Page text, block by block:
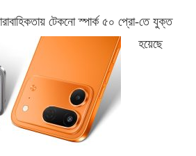
টেকনোস্পার্ক ৫০ প্রো-তে যুক্ত
হয়েছে